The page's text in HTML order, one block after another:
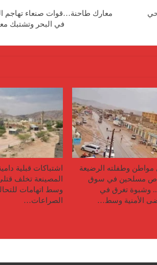
معارك طاحنة…قوات صنعاء تهاجم
في البحر وتشتبك
مواطن وطفلته الرضيعة
مسلحين في سوق
وشبوة تغرق في
الأمنية وسط…
اشتباكات قبلية
المصينعة تخلف
وسط اتهامات
الصراعات…